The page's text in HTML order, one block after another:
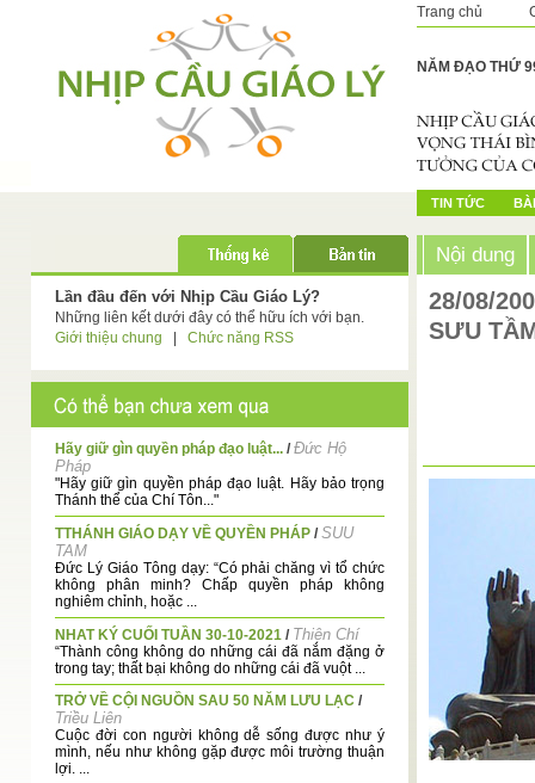
Trang chủ
NĂM ĐẠO THỨ
TIN TỨC
Lần đầu đến với Nhịp Cầu Giáo Lý?
Những liên kết dưới đây có thể hữu ích với bạn.
Giới thiệu chung
Chức năng RSS
Hãy giữ gìn quyền pháp đạo luật... /Đức Hộ
Pháp
"Hãy giữ gìn quyền pháp đạo luật. Hãy bảo trọng
Thánh thể của Chí Tôn..."
TTHÁNH GIÁO DẠY VỀ QUYỀN PHÁP /SUU
TAM
Đức Lý Giáo Tông dạy: “Có phải chăng vì tổ chức
không phân minh? Chấp quyền pháp không
nghiêm chỉnh, hoặc ...
NHAT KÝ CUỐI TUẦN 30-10-2021 / Thiện Chí
“Thành công không do những cái đã nắm đặng ở
trong tay; thất bại không do những cái đã vuột ...
TRỞ VỀ CỘI NGUỒN SAU 50 NĂM LƯU LẠC /
Triều Liên
Cuộc đời con người không dễ sống được như ý
mình, nếu như không gặp được môi trường thuận
lợi. ...
Nội dung
28/08/
SƯU